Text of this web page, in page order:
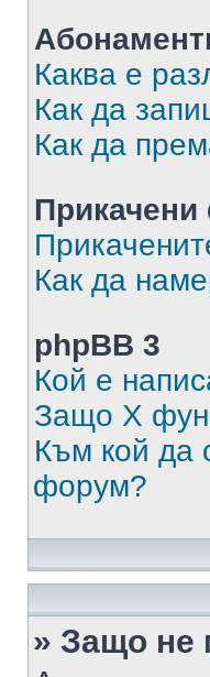
Каква е
Как да
Как да
Как да
phpBB 3
Кой е
Защо X
Към кой да
форум?
» Защо не